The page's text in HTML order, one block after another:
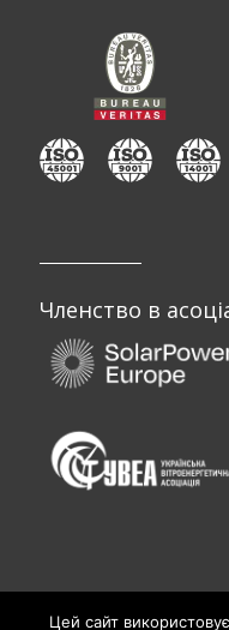
Членство в
Цей сайт